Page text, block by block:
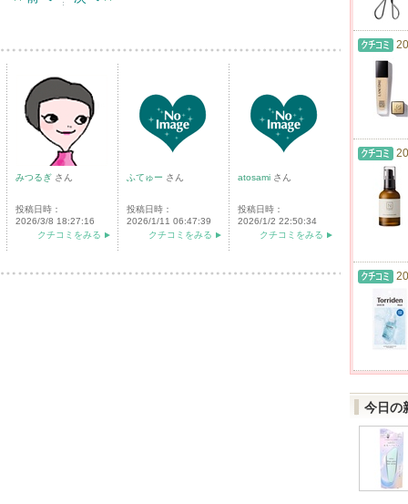
みつるぎ さん
投稿日時：
2026/3/8 18:27:16
クチコミをみる
ふてゅー さん
投稿日時：
2026/1/11 06:47:39
クチコミをみる
atosami さん
投稿日時：
2026/1/2 22:50:34
クチコミをみる
今日の